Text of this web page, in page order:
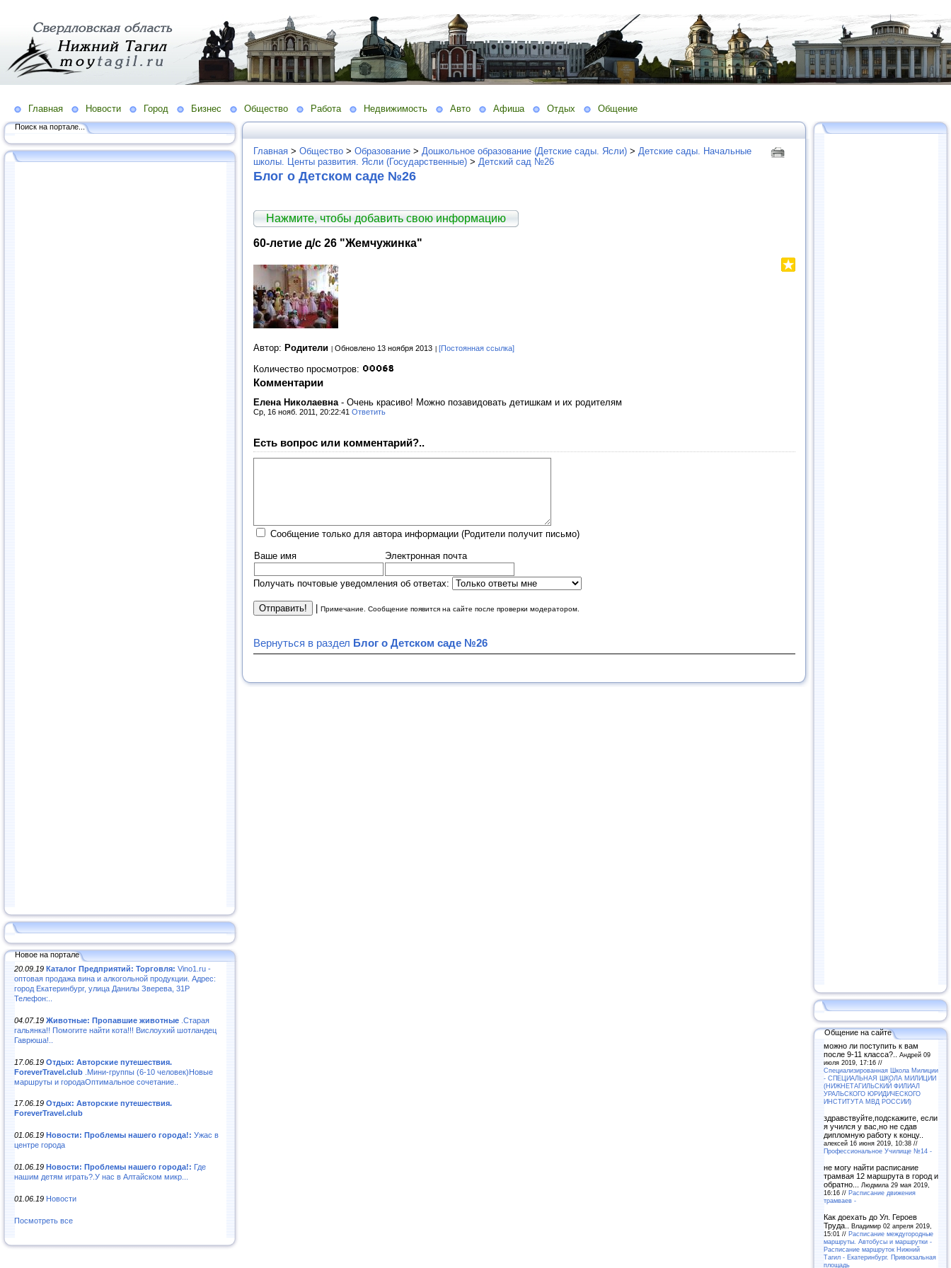
Главная Новости Город Бизнес Общество Работа Недвижимость Авто Афиша Отдых Общение
Поиск на портале...
Новое на портале
20.09.19 Каталог Предприятий: Торговля: Vino1.ru -
оптовая продажа вина и алкогольной продукции. Адрес:
город Екатеринбург, улица Данилы Зверева, 31Р
Телефон:..
04.07.19 Животные: Пропавшие животные .Старая
гальянка!! Помогите найти кота!!! Вислоухий шотландец
Гаврюша!..
17.06.19 Отдых: Авторские путешествия.
ForeverTravel.club .Мини-группы (6-10 человек)Новые
маршруты и городаОптимальное сочетание..
17.06.19 Отдых: Авторские путешествия.
ForeverTravel.club
01.06.19 Новости: Проблемы нашего города!: Ужас в
центре города
01.06.19 Новости: Проблемы нашего города!: Где
нашим детям играть?.У нас в Алтайском микр...
01.06.19 Новости
Посмотреть все
Главная > Общество > Образование > Дошкольное образование (Детские сады. Ясли) > Детские сады. Начальные
школы. Центы развития. Ясли (Государственные) > Детский сад №26
Блог о Детском саде №26
Нажмите, чтобы добавить свою информацию
60-летие д/с 26 "Жемчужинка"
Автор: Родители Обновлено 13 ноября 2013 [Постоянная ссылка]
Количество просмотров:
Комментарии
Елена Николаевна - Очень красиво! Можно позавидовать детишкам и их родителям
Ср, 16 нояб. 2011, 20:22:41 Ответить
Есть вопрос или комментарий?..
Сообщение только для автора информации (Родители получит письмо)
Ваше имя Электронная почта
Получать почтовые уведомления об ответах:
| Примечание. Сообщение появится на сайте после проверки модератором.
Вернуться в раздел Блог о Детском саде №26
Общение на сайте
можно ли поступить к вам
после 9-11 класса?.. Андрей 09
июля 2019, 17:16 //
Специализированная Школа Милиции
- СПЕЦИАЛЬНАЯ ШКОЛА МИЛИЦИИ
(НИЖНЕТАГИЛЬСКИЙ ФИЛИАЛ
УРАЛЬСКОГО ЮРИДИЧЕСКОГО
ИНСТИТУТА МВД РОССИИ)
здравствуйте,подскажите, если
я учился у вас,но не сдав
дипломную работу к концу..
алексей 16 июня 2019, 10:38 //
Профессиональное Училище №14 -
не могу найти расписание
трамвая 12 маршрута в город и
обратно...
Людмила 29 мая 2019,
16:16 // Расписание движения
трамваев -
Как доехать до Ул. Героев
Труда.. Владимир 02 апреля 2019,
15:01 // Расписание междугородные
маршруты. Автобусы и маршрутки -
Расписание маршруток Нижний
Тагил - Екатеринбург. Привокзальная
площадь